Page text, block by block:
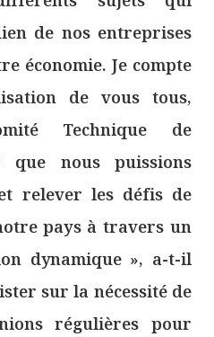
de nos entreprises
économie. Je compte
de vous tous,
Technique de
que nous puissions
relever les défis de
pays à travers un
dynamique », a-t-il
sur la nécessité de
régulières pour